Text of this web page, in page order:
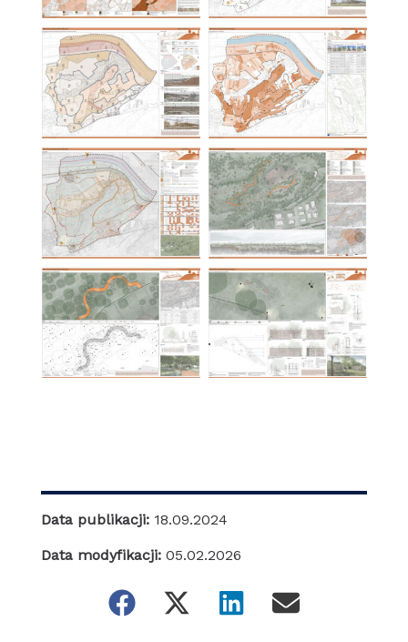
Data publikacji: 18.09.2024
Data modyfikacji: 05.02.2026